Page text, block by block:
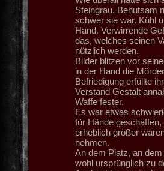
Steingrau. Behutsam
schwer sie war. Kühl
Hand. Verwirrende
das, welches seinen
nützlich werden.
Bilder blitzen vor
in der Hand die
Befriedigung erfüllte
Verstand Gestalt
Waffe fester.
Es war etwas
für Hände
erheblich größer
nehmen.
An dem Platz, an
wohl ursprünglich zu